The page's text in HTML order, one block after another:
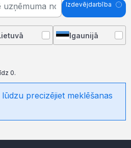
Izdevējdarbība
Igaunijā
0.
precizējiet meklēšanas